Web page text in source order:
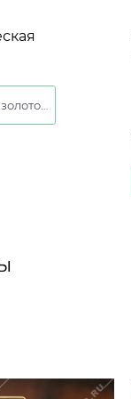
401-034
Черный с золотом